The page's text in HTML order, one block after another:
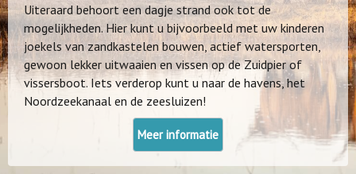
Uiteraard behoort een dagje strand ook tot de
mogelijkheden. Hier kunt u bijvoorbeeld met uw kinderen
joekels van zandkastelen bouwen, actief watersporten,
gewoon lekker uitwaaien en vissen op de Zuidpier of
vissersboot. Iets verderop kunt u naar de havens, het
Noordzeekanaal en de zeesluizen!
Meer informatie